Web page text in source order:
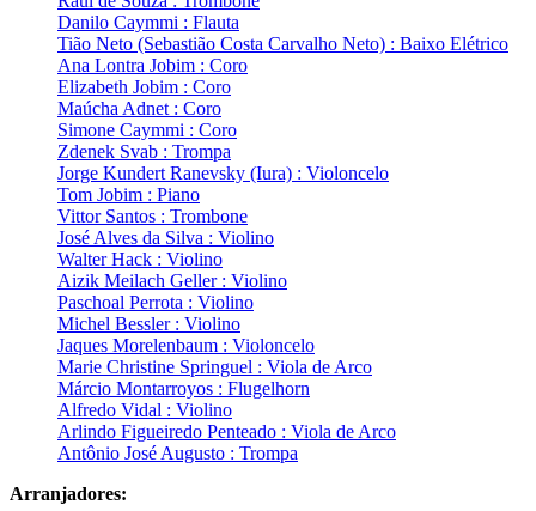
Danilo Caymmi : Flauta
Tião Neto (Sebastião Costa Carvalho Neto) : Baixo Elétrico
Ana Lontra Jobim : Coro
Elizabeth Jobim : Coro
Maúcha Adnet : Coro
Simone Caymmi : Coro
Zdenek Svab : Trompa
Jorge Kundert Ranevsky (Iura) : Violoncelo
Tom Jobim : Piano
Vittor Santos : Trombone
José Alves da Silva : Violino
Walter Hack : Violino
Aizik Meilach Geller : Violino
Paschoal Perrota : Violino
Michel Bessler : Violino
Jaques Morelenbaum : Violoncelo
Marie Christine Springuel : Viola de Arco
Márcio Montarroyos : Flugelhorn
Alfredo Vidal : Violino
Arlindo Figueiredo Penteado : Viola de Arco
Antônio José Augusto : Trompa
Arranjadores: